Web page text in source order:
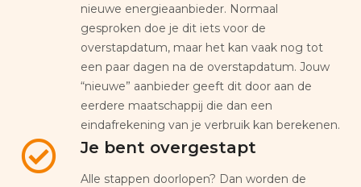
nieuwe energieaanbieder. Normaal
gesproken doe je dit iets voor de
overstapdatum, maar het kan vaak nog tot
een paar dagen na de overstapdatum. Jouw
“nieuwe” aanbieder geeft dit door aan de
eerdere maatschappij die dan een
eindafrekening van je verbruik kan berekenen.
Je bent overgestapt
Alle stappen doorlopen? Dan worden de